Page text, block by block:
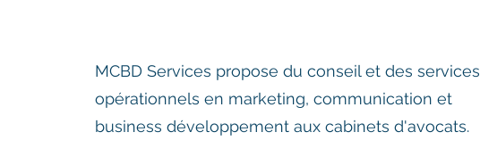
MCBD Services propose du conseil et des services
opérationnels en marketing, communication et
business développement aux cabinets d'avocats.